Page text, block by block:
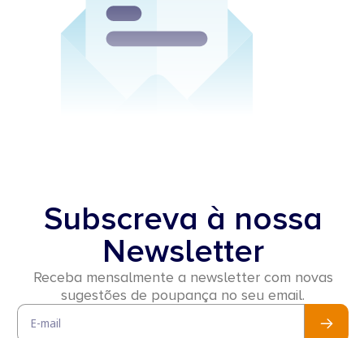
Subscreva à nossa
Newsletter
Receba mensalmente a newsletter com novas
sugestões de poupança no seu email.
Email